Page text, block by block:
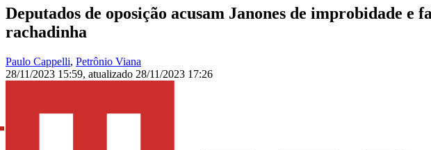
Deputados de oposição acusam Janones de improbidade
rachadinha
Paulo Cappelli, Petrônio Viana
28/11/2023 15:59, atualizado 28/11/2023 17:26